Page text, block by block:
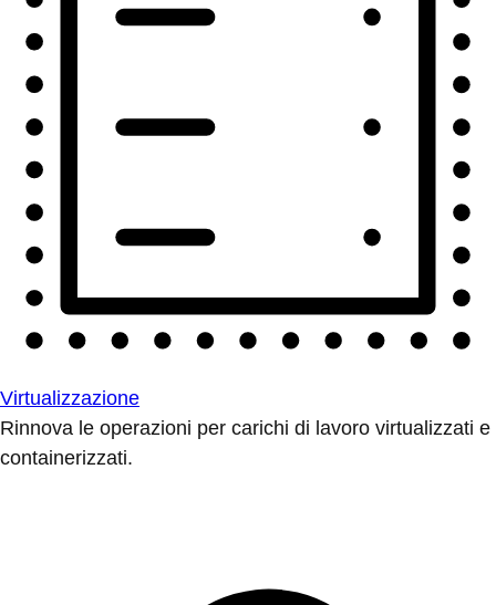
Virtualizzazione
Rinnova le operazioni per carichi di lavoro virtualizzati e
containerizzati.